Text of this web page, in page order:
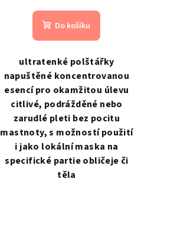
Do košíku
ultratenké polštářky
napuštěné koncentrovanou
esencí pro okamžitou úlevu
citlivé, podrážděné nebo
zarudlé pleti bez pocitu
mastnoty, s možností použití
i jako lokální maska na
specifické partie obličeje či
těla